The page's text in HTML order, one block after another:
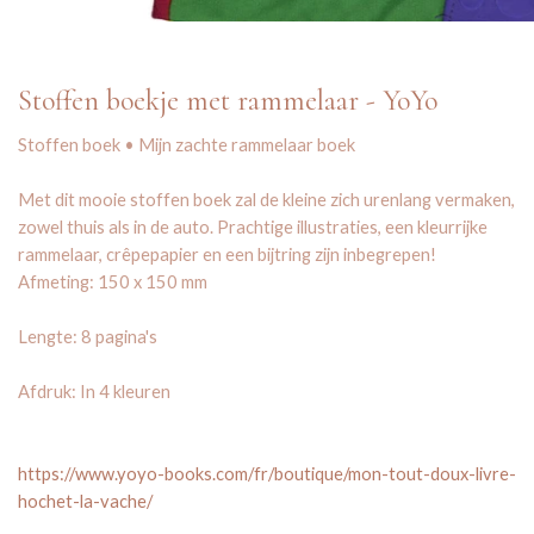
Stoffen boekje met rammelaar - YoYo
Stoffen boek • Mijn zachte rammelaar boek
Met dit mooie stoffen boek zal de kleine zich urenlang vermaken,
zowel thuis als in de auto. Prachtige illustraties, een kleurrijke
rammelaar, crêpepapier en een bijtring zijn inbegrepen!
Afmeting: 150 x 150 mm
Lengte: 8 pagina's
Afdruk: In 4 kleuren
https://www.yoyo-books.com/fr/boutique/mon-tout-doux-livre-
hochet-la-vache/